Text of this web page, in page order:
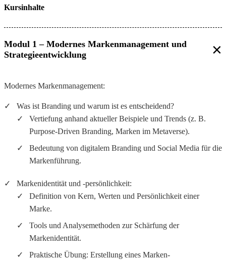
Kursinhalte
Modul 1 – Modernes Markenmanagement und
Strategieentwicklung
Modernes Markenmanagement:
Was ist Branding und warum ist es entscheidend?
Vertiefung anhand aktueller Beispiele und Trends (z. B.
Purpose-Driven Branding, Marken im Metaverse).
Bedeutung von digitalem Branding und Social Media für die
Markenführung.
Markenidentität und -persönlichkeit:
Definition von Kern, Werten und Persönlichkeit einer
Marke.
Tools und Analysemethoden zur Schärfung der
Markenidentität.
Praktische Übung: Erstellung eines Marken-